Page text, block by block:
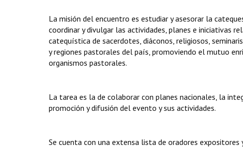
La misión del encuentro es estudiar y asesorar la
coordinar y divulgar las actividades, planes e iniciativas
catequística de sacerdotes, diáconos, religiosos,
y regiones pastorales del país, promoviendo el mutuo
organismos pastorales.
La tarea es la de colaborar con planes nacionales, la
promoción y difusión del evento y sus actividades.
Se cuenta con una extensa lista de oradores expositores